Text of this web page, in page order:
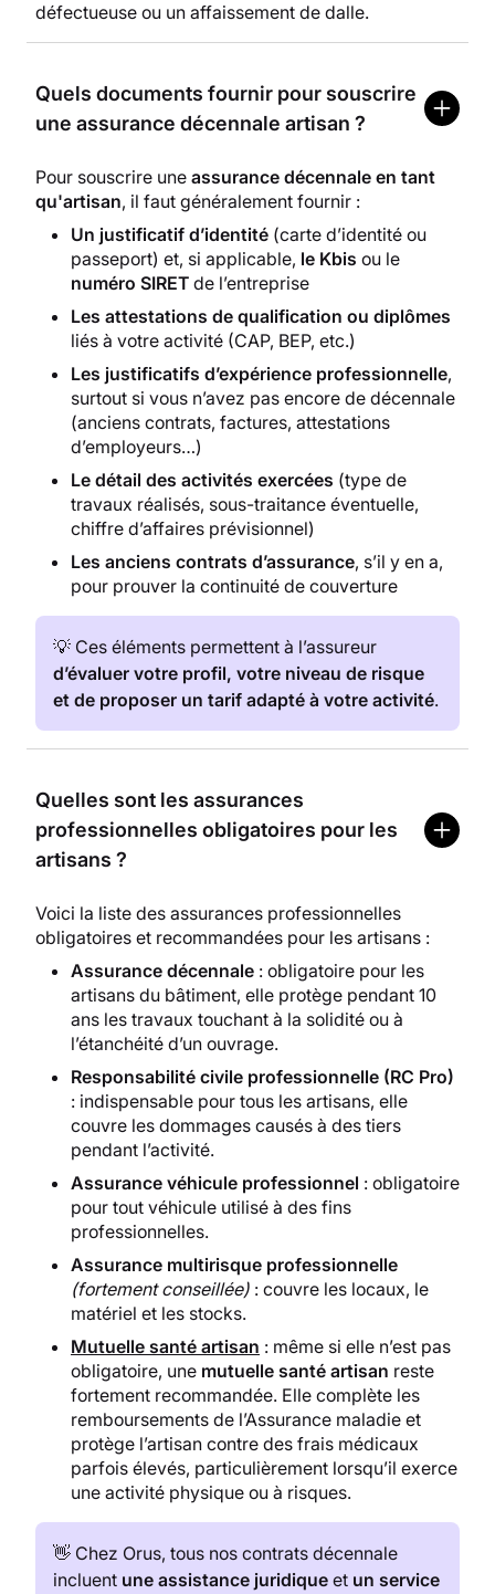
défectueuse ou un affaissement de dalle.
Quels documents fournir pour souscrire
une assurance décennale artisan ?
Pour souscrire une assurance décennale en tant
qu'artisan, il faut généralement fournir :
Un justificatif d’identité (carte d’identité ou
passeport) et, si applicable, le Kbis ou le
numéro SIRET de l’entreprise
Les attestations de qualification ou diplômes
liés à votre activité (CAP, BEP, etc.)
Les justificatifs d’expérience professionnelle,
surtout si vous n’avez pas encore de décennale
(anciens contrats, factures, attestations
d’employeurs…)
Le détail des activités exercées (type de
travaux réalisés, sous-traitance éventuelle,
chiffre d’affaires prévisionnel)
Les anciens contrats d’assurance, s’il y en a,
pour prouver la continuité de couverture
💡 Ces éléments permettent à l’assureur
d’évaluer votre profil, votre niveau de risque
et de proposer un tarif adapté à votre activité.
Quelles sont les assurances
professionnelles obligatoires pour les
artisans ?
Voici la liste des assurances professionnelles
obligatoires et recommandées pour les artisans :
Assurance décennale : obligatoire pour les
artisans du bâtiment, elle protège pendant 10
ans les travaux touchant à la solidité ou à
l’étanchéité d’un ouvrage.
Responsabilité civile professionnelle (RC Pro)
: indispensable pour tous les artisans, elle
couvre les dommages causés à des tiers
pendant l’activité.
Assurance véhicule professionnel : obligatoire
pour tout véhicule utilisé à des fins
professionnelles.
Assurance multirisque professionnelle
(fortement conseillée) : couvre les locaux, le
matériel et les stocks.
Mutuelle santé artisan : même si elle n’est pas
obligatoire, une mutuelle santé artisan reste
fortement recommandée. Elle complète les
remboursements de l’Assurance maladie et
protège l’artisan contre des frais médicaux
parfois élevés, particulièrement lorsqu’il exerce
une activité physique ou à risques.
👋 Chez Orus, tous nos contrats décennale
incluent une assistance juridique et un service